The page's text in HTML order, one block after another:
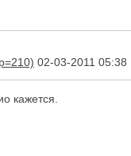
02-03-2011 05:38
кажется.